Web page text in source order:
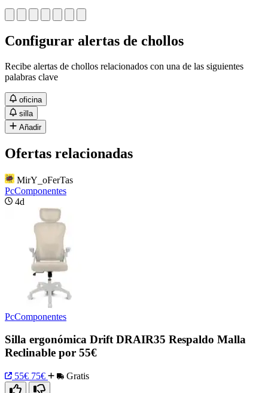
Configurar alertas de chollos
Recibe alertas de chollos relacionados con una de las siguientes
palabras clave
oficina
silla
Añadir
Ofertas relacionadas
MirY_oFerTas
PcComponentes
4d
PcComponentes
Silla ergonómica Drift DRAIR35 Respaldo Malla
Reclinable por 55€
55€ 75€ Gratis